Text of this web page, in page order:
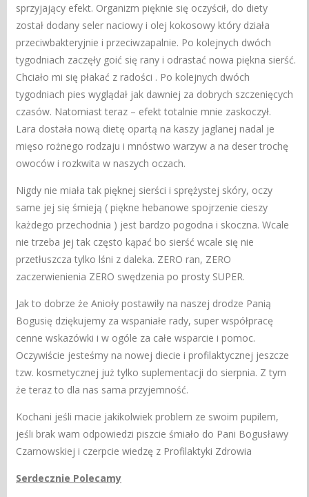
sprzyjający efekt. Organizm pięknie się oczyścił, do diety
został dodany seler naciowy i olej kokosowy który działa
przeciwbakteryjnie i przeciwzapalnie. Po kolejnych dwóch
tygodniach zaczęły goić się rany i odrastać nowa piękna sierść.
Chciało mi się płakać z radości . Po kolejnych dwóch
tygodniach pies wyglądał jak dawniej za dobrych szczenięcych
czasów. Natomiast teraz – efekt totalnie mnie zaskoczył.
Lara dostała nową dietę opartą na kaszy jaglanej nadal je
mięso rożnego rodzaju i mnóstwo warzyw a na deser trochę
owoców i rozkwita w naszych oczach.
Nigdy nie miała tak pięknej sierści i sprężystej skóry, oczy
same jej się śmieją ( piękne hebanowe spojrzenie cieszy
każdego przechodnia ) jest bardzo pogodna i skoczna. Wcale
nie trzeba jej tak często kąpać bo sierść wcale się nie
przetłuszcza tylko lśni z daleka. ZERO ran, ZERO
zaczerwienienia ZERO swędzenia po prosty SUPER.
Jak to dobrze że Anioły postawiły na naszej drodze Panią
Bogusię dziękujemy za wspaniałe rady, super współpracę
cenne wskazówki i w ogóle za całe wsparcie i pomoc.
Oczywiście jesteśmy na nowej diecie i profilaktycznej jeszcze
tzw. kosmetycznej już tylko suplementacji do sierpnia. Z tym
że teraz to dla nas sama przyjemność.
Kochani jeśli macie jakikolwiek problem ze swoim pupilem,
jeśli brak wam odpowiedzi piszcie śmiało do Pani Bogusławy
Czarnowskiej i czerpcie wiedzę z Profilaktyki Zdrowia
Serdecznie Polecamy